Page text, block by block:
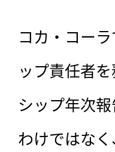
コカ・コー
ップ責任者
シップ年次
わけではな